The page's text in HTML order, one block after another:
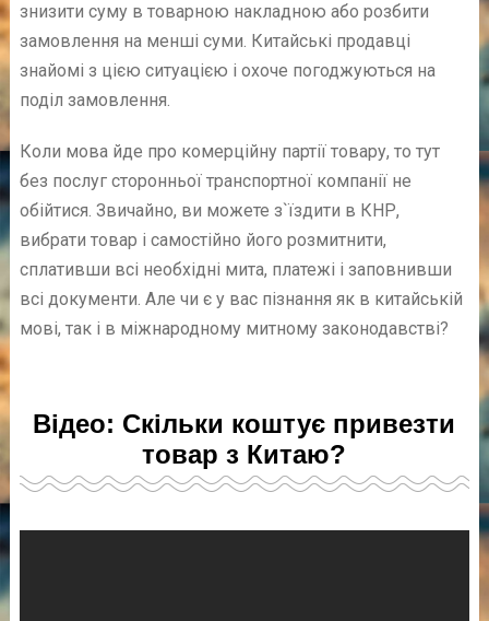
знизити суму в товарною накладною або розбити
замовлення на менші суми. Китайські продавці
знайомі з цією ситуацією і охоче погоджуються на
поділ замовлення.
Коли мова йде про комерційну партії товару, то тут
без послуг сторонньої транспортної компанії не
обійтися. Звичайно, ви можете з`їздити в КНР,
вибрати товар і самостійно його розмитнити,
сплативши всі необхідні мита, платежі і заповнивши
всі документи. Але чи є у вас пізнання як в китайській
мові, так і в міжнародному митному законодавстві?
Відео: Скільки коштує привезти
товар з Китаю?